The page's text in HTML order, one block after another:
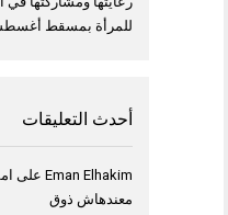
للمرأة بمسقط أغسطس 4,
أحدث التعليقات
Eman Elhakim على
معندهاش ذوق